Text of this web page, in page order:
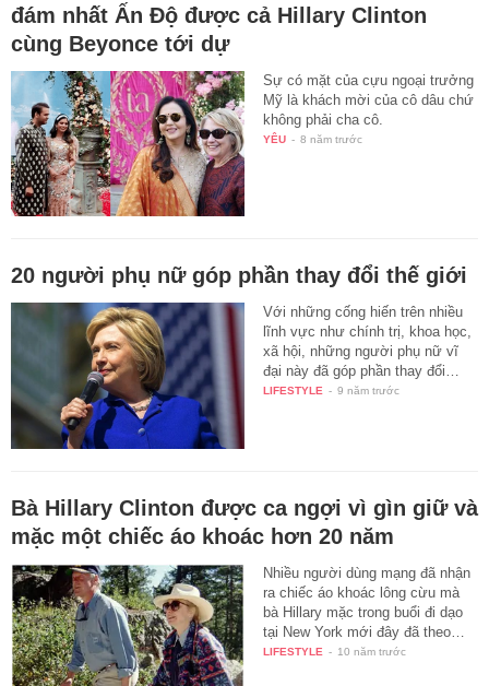
đám nhất Ấn Độ được cả Hillary Clinton
cùng Beyonce tới dự
Sự có mặt của cựu ngoại trưởng
Mỹ là khách mời của cô dâu chứ
không phải cha cô.
YÊU - 8 năm trước
20 người phụ nữ góp phần thay đổi thế giới
Với những cống hiến trên nhiều
lĩnh vực như chính trị, khoa học,
xã hội, những người phụ nữ vĩ
đại này đã góp phần thay đổi…
LIFESTYLE - 9 năm trước
Bà Hillary Clinton được ca ngợi vì gìn giữ và
mặc một chiếc áo khoác hơn 20 năm
Nhiều người dùng mạng đã nhận
ra chiếc áo khoác lông cừu mà
bà Hillary mặc trong buổi đi dạo
tại New York mới đây đã theo…
LIFESTYLE - 10 năm trước